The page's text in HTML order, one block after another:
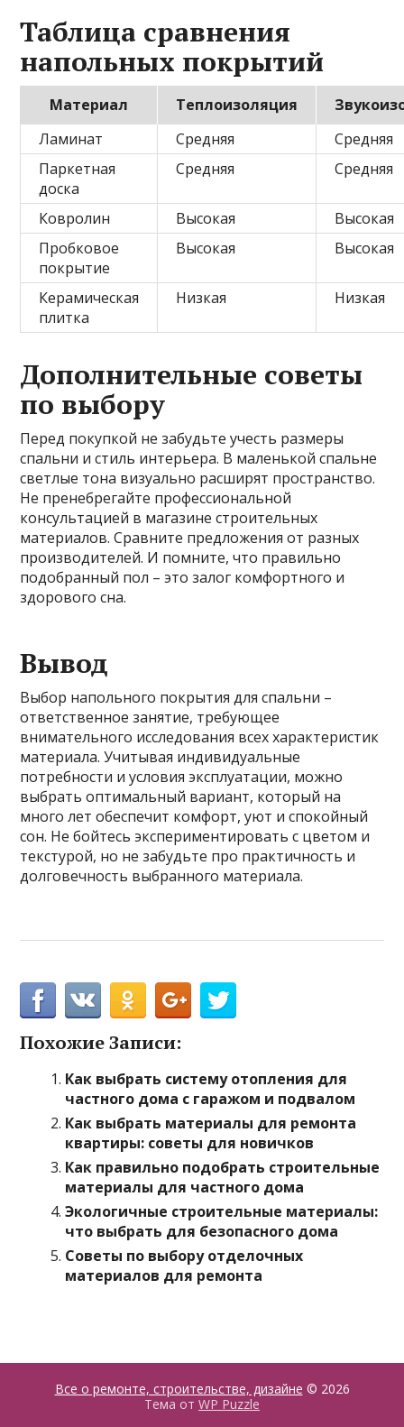
Таблица сравнения
напольных покрытий
Материал Теплоизоляция
Ламинат
Средняя
Средняя
Паркетная
доска
Средняя Средняя
Ковролин Высокая
Высокая
Пробковое
покрытие
Высокая Высокая
Керамическая
плитка
Низкая Низкая
Дополнительные советы
по выбору
Перед покупкой не забудьте учесть размеры
спальни и стиль интерьера. В маленькой спальне
светлые тона визуально расширят пространство.
Не пренебрегайте профессиональной
консультацией в магазине строительных
материалов. Сравните предложения от разных
производителей. И помните, что правильно
подобранный пол – это залог комфортного и
здорового сна.
Вывод
Выбор напольного покрытия для спальни –
ответственное занятие, требующее
внимательного исследования всех характеристик
материала. Учитывая индивидуальные
потребности и условия эксплуатации, можно
выбрать оптимальный вариант, который на
много лет обеспечит комфорт, уют и спокойный
сон. Не бойтесь экспериментировать с цветом и
текстурой, но не забудьте про практичность и
долговечность выбранного материала.
Похожие Записи:
Как выбрать систему отопления для
частного дома с гаражом и подвалом
Как выбрать материалы для ремонта
квартиры: советы для новичков
Как правильно подобрать строительные
материалы для частного дома
Экологичные строительные материалы:
что выбрать для безопасного дома
Советы по выбору отделочных
материалов для ремонта
Все о ремонте, строительстве, дизайне © 2026
Тема от WP Puzzle